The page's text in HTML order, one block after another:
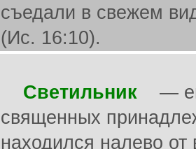
съедали в свежем
(Ис. 16:10).
Светильник —
священных
находился налево